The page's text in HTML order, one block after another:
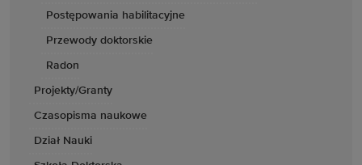
Postępowania habilitacyjne
Przewody doktorskie
Radon
Projekty/Granty
Czasopisma naukowe
Dział Nauki